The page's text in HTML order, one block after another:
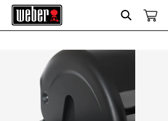
Search
this carousel will change the current slide of